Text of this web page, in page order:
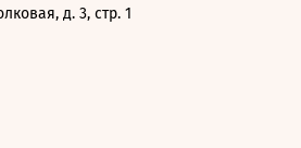
д. 3, стр. 1